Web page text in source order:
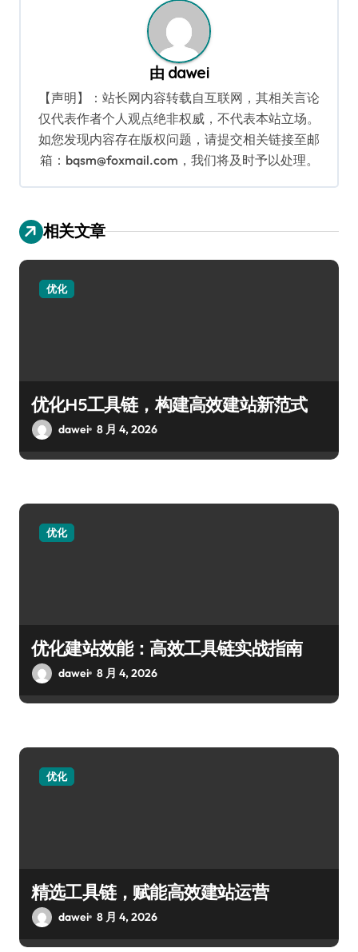
由 dawei
【声明】：站长网内容转载自互联网，其相关言论
仅代表作者个人观点绝非权威，不代表本站立场。
如您发现内容存在版权问题，请提交相关链接至邮
箱：bqsm@foxmail.com，我们将及时予以处理。
相关文章
优化
优化H5工具链，构建高效建站新范式
dawei 8 月 4, 2026
优化
优化建站效能：高效工具链实战指南
dawei 8 月 4, 2026
优化
精选工具链，赋能高效建站运营
dawei 8 月 4, 2026